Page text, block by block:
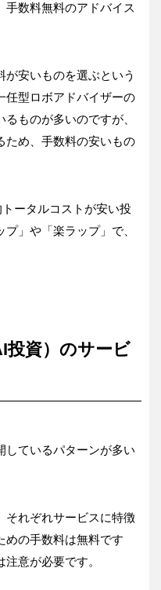
手数料無料のアドバイス
が安いものを選ぶという
任型ロボアドバイザーの
ものが多いのですが、
ため、手数料の安いもの
ータルコストが安い投
」や「楽ラップ」で、
投資）のサービ
しているパターンが多い
それぞれサービスに特徴
めの手数料は無料です
意が必要です。